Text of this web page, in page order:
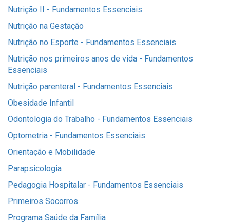
Nutrição II - Fundamentos Essenciais
Nutrição na Gestação
Nutrição no Esporte - Fundamentos Essenciais
Nutrição nos primeiros anos de vida - Fundamentos
Essenciais
Nutrição parenteral - Fundamentos Essenciais
Obesidade Infantil
Odontologia do Trabalho - Fundamentos Essenciais
Optometria - Fundamentos Essenciais
Orientação e Mobilidade
Parapsicologia
Pedagogia Hospitalar - Fundamentos Essenciais
Primeiros Socorros
Programa Saúde da Família